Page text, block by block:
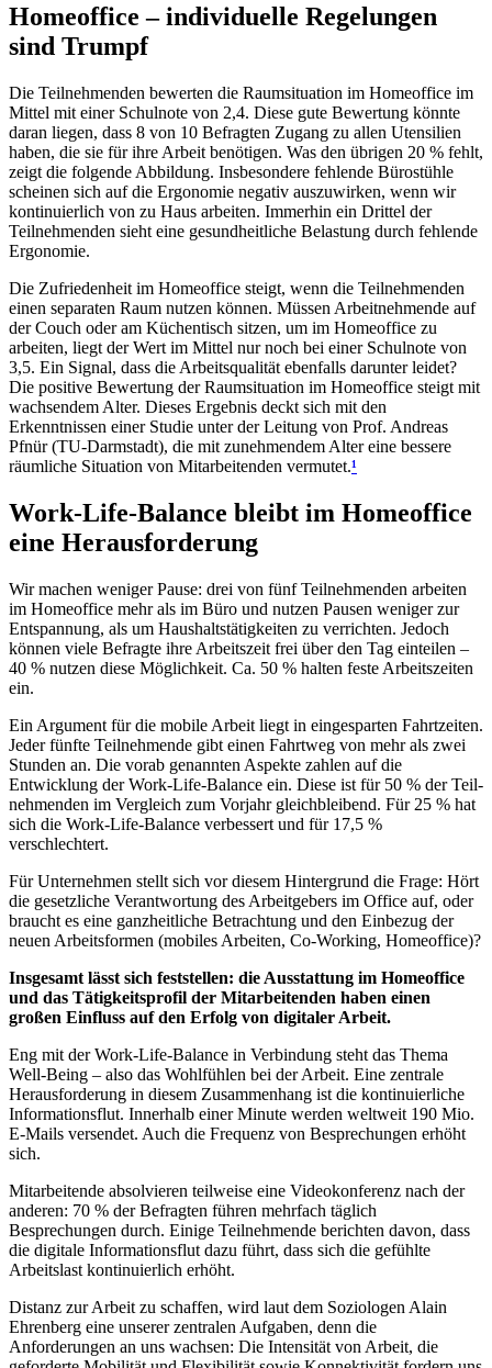
Homeoffice – individuelle Regelungen
sind Trumpf
Die Teilnehmenden bewerten die Raumsituation im Homeoffice im
Mittel mit einer Schulnote von 2,4. Diese gute Bewertung könnte
daran liegen, dass 8 von 10 Befragten Zugang zu allen Utensilien
haben, die sie für ihre Arbeit benötigen. Was den übrigen 20 % fehlt,
zeigt die folgende Abbildung. Insbesondere fehlende Bürostühle
scheinen sich auf die Ergonomie negativ auszuwirken, wenn wir
kontinuierlich von zu Haus arbeiten. Immerhin ein Drittel der
Teilnehmenden sieht eine gesundheitliche Belastung durch fehlende
Ergonomie.
Die Zufriedenheit im Homeoffice steigt, wenn die Teilnehmenden
einen separaten Raum nutzen können. Müssen Arbeitnehmende auf
der Couch oder am Küchentisch sitzen, um im Homeoffice zu
arbeiten, liegt der Wert im Mittel nur noch bei einer Schulnote von
3,5. Ein Signal, dass die Arbeitsqualität ebenfalls darunter leidet?
Die positive Bewertung der Raumsituation im Homeoffice steigt mit
wachsendem Alter. Dieses Ergebnis deckt sich mit den
Erkenntnissen einer Studie unter der Leitung von Prof. Andreas
Pfnür (TU-Darmstadt), die mit zunehmendem Alter eine bessere
räumliche Situation von Mitarbeitenden vermutet.¹
Work-Life-Balance bleibt im Homeoffice
eine Herausforderung
Wir machen weniger Pause: drei von fünf Teilnehmenden arbeiten
im Homeoffice mehr als im Büro und nutzen Pausen weniger zur
Entspannung, als um Haushaltstätigkeiten zu verrichten. Jedoch
können viele Befragte ihre Arbeitszeit frei über den Tag einteilen –
40 % nutzen diese Möglichkeit. Ca. 50 % halten feste Arbeitszeiten
ein.
Ein Argument für die mobile Arbeit liegt in eingesparten Fahrtzeiten.
Jeder fünfte Teilnehmende gibt einen Fahrtweg von mehr als zwei
Stunden an. Die vorab genannten Aspekte zahlen auf die
Entwicklung der Work-Life-Balance ein. Diese ist für 50 % der Teil-
nehmenden im Vergleich zum Vorjahr gleichbleibend. Für 25 % hat
sich die Work-Life-Balance verbessert und für 17,5 %
verschlechtert.
Für Unternehmen stellt sich vor diesem Hintergrund die Frage: Hört
die gesetzliche Verantwortung des Arbeitgebers im Office auf, oder
braucht es eine ganzheitliche Betrachtung und den Einbezug der
neuen Arbeitsformen (mobiles Arbeiten, Co-Working, Homeoffice)?
Insgesamt lässt sich feststellen: die Ausstattung im Homeoffice
und das Tätigkeitsprofil der Mitarbeitenden haben einen
großen Einfluss auf den Erfolg von digitaler Arbeit.
Eng mit der Work-Life-Balance in Verbindung steht das Thema
Well-Being – also das Wohlfühlen bei der Arbeit. Eine zentrale
Herausforderung in diesem Zusammenhang ist die kontinuierliche
Informationsflut. Innerhalb einer Minute werden weltweit 190 Mio.
E-Mails versendet. Auch die Frequenz von Besprechungen erhöht
sich.
Mitarbeitende absolvieren teilweise eine Videokonferenz nach der
anderen: 70 % der Befragten führen mehrfach täglich
Besprechungen durch. Einige Teilnehmende berichten davon, dass
die digitale Informationsflut dazu führt, dass sich die gefühlte
Arbeitslast kontinuierlich erhöht.
Distanz zur Arbeit zu schaffen, wird laut dem Soziologen Alain
Ehrenberg eine unserer zentralen Aufgaben, denn die
Anforderungen an uns wachsen: Die Intensität von Arbeit, die